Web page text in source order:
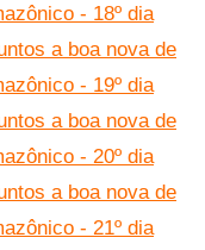
- 18º dia
a boa nova de
- 19º dia
a boa nova de
- 20º dia
a boa nova de
- 21º dia